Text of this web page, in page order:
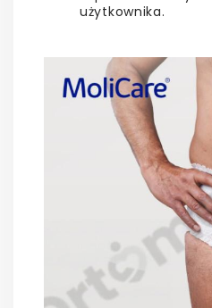
użytkownika.